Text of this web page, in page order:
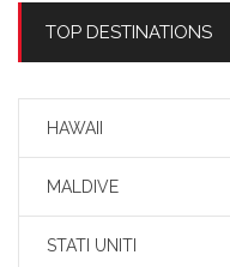
TOP DESTINATIONS
HAWAII
MALDIVE
STATI UNITI